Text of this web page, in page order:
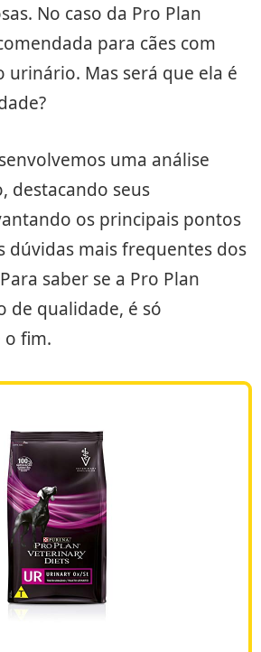
No caso da Pro Plan
para cães com
urinário. Mas será que ela é
uma análise
destacando seus
os principais pontos
dúvidas mais frequentes dos
saber se a Pro Plan
de qualidade, é só
o fim.